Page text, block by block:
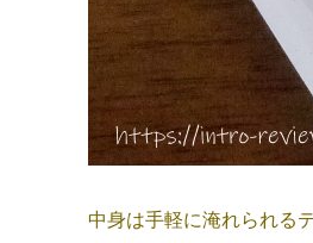
中身は手軽に淹れられる